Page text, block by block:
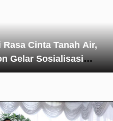
Cinta Tanah Air,
Gelar Sosialisasi